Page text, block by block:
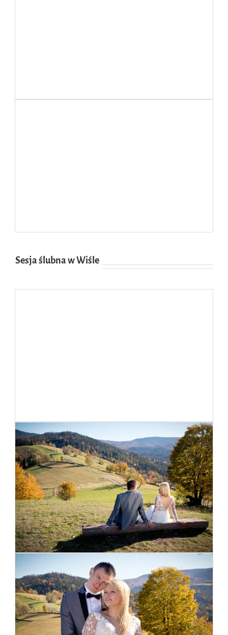
Sesja ślubna w Wiśle